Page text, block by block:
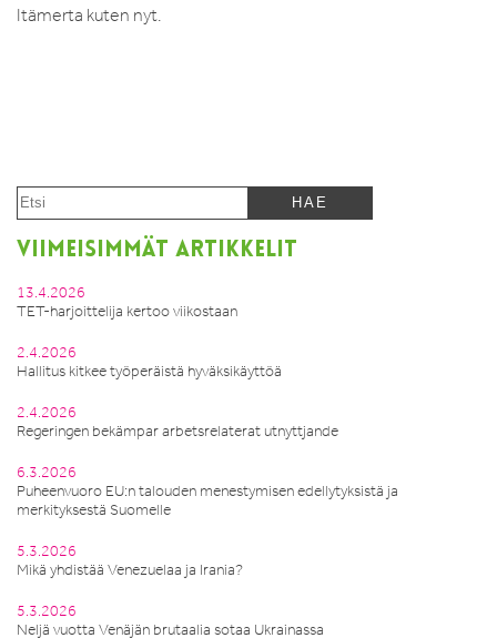
Itämerta kuten nyt.
VIIMEISIMMÄT ARTIKKELIT
13.4.2026
TET-harjoittelija kertoo viikostaan
2.4.2026
Hallitus kitkee työperäistä hyväksikäyttöä
2.4.2026
Regeringen bekämpar arbetsrelaterat utnyttjande
6.3.2026
Puheenvuoro EU:n talouden menestymisen edellytyksistä ja
merkityksestä Suomelle
5.3.2026
Mikä yhdistää Venezuelaa ja Irania?
5.3.2026
Neljä vuotta Venäjän brutaalia sotaa Ukrainassa